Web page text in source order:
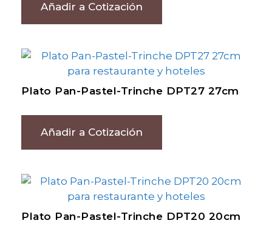
Añadir a Cotización
Plato Pan-Pastel-Trinche DPT27 27cm
Añadir a Cotización
Plato Pan-Pastel-Trinche DPT20 20cm